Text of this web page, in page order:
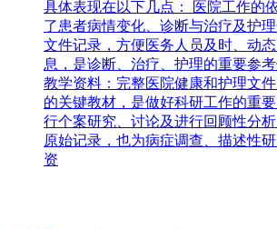
具体表现在以下几点： 医院工作的
了患者病情变化、诊断与治疗及护
文件记录，方便医务人员及时、动
息，是诊断、治疗、护理的重要参
教学资料：完整医院健康和护理文
的关键教材，是做好科研工作的重
行个案研究、讨论及进行回顾性分
原始记录，也为病症调查、描述性
资